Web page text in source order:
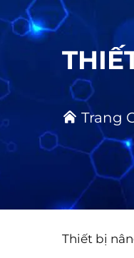
Trang
Thiết bị